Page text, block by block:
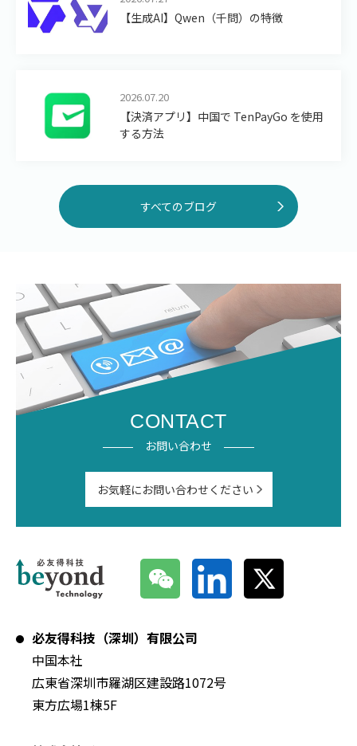
【生成AI】Qwen（千問）の特徴
2026.07.20
【決済アプリ】中国で TenPayGo を使用
する方法
すべてのブログ
CONTACT
お問い合わせ
お気軽にお問い合わせください
必友得科技（深圳）有限公司
中国本社
広東省深圳市羅湖区建設路1072号
東方広場1棟5F